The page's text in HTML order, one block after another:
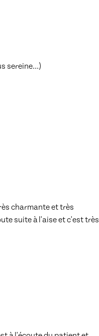
sereine...)
charmante et très
suite à l'aise et c'est très